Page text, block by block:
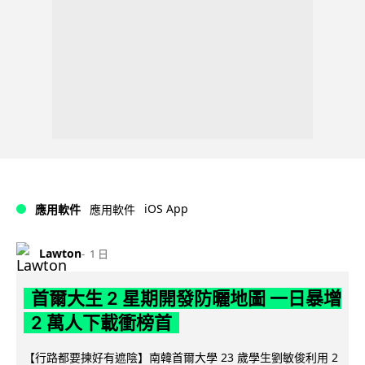
應用軟件 應用軟件 iOS App
Lawton 1 日
首爾大生 2 星期開發防曬地圖 一日暴增
2 萬人下載衝榜首
【行路都要揀好有遮陰】南韓首爾大學 23 歲學生劉敏俊利用 2